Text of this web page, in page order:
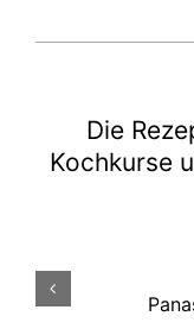
Die
Kochkurse